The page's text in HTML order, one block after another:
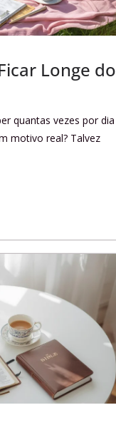
Longe do
quantas vezes por dia
motivo real? Talvez